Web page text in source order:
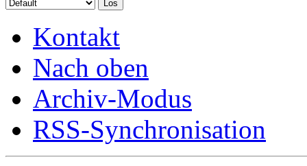
Kontakt
Nach oben
Archiv-Modus
RSS-Synchronisation